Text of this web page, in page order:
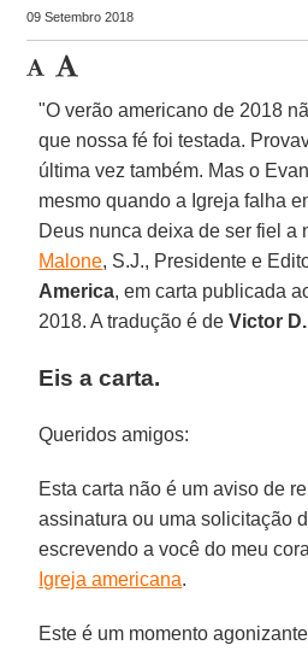
09 Setembro 2018
"O verão americano de 2018
que nossa fé foi testada.
última vez também. Mas o
mesmo quando a Igreja falha
Deus nunca deixa de ser fiel a
Malone, S.J., Presidente e
America, em carta publicada
2018. A tradução é deVictor
Eis a carta.
Queridos amigos:
Esta carta não é um aviso de
assinatura ou uma solicitação
escrevendo a você do meu
Igreja americana.
Este é um momento